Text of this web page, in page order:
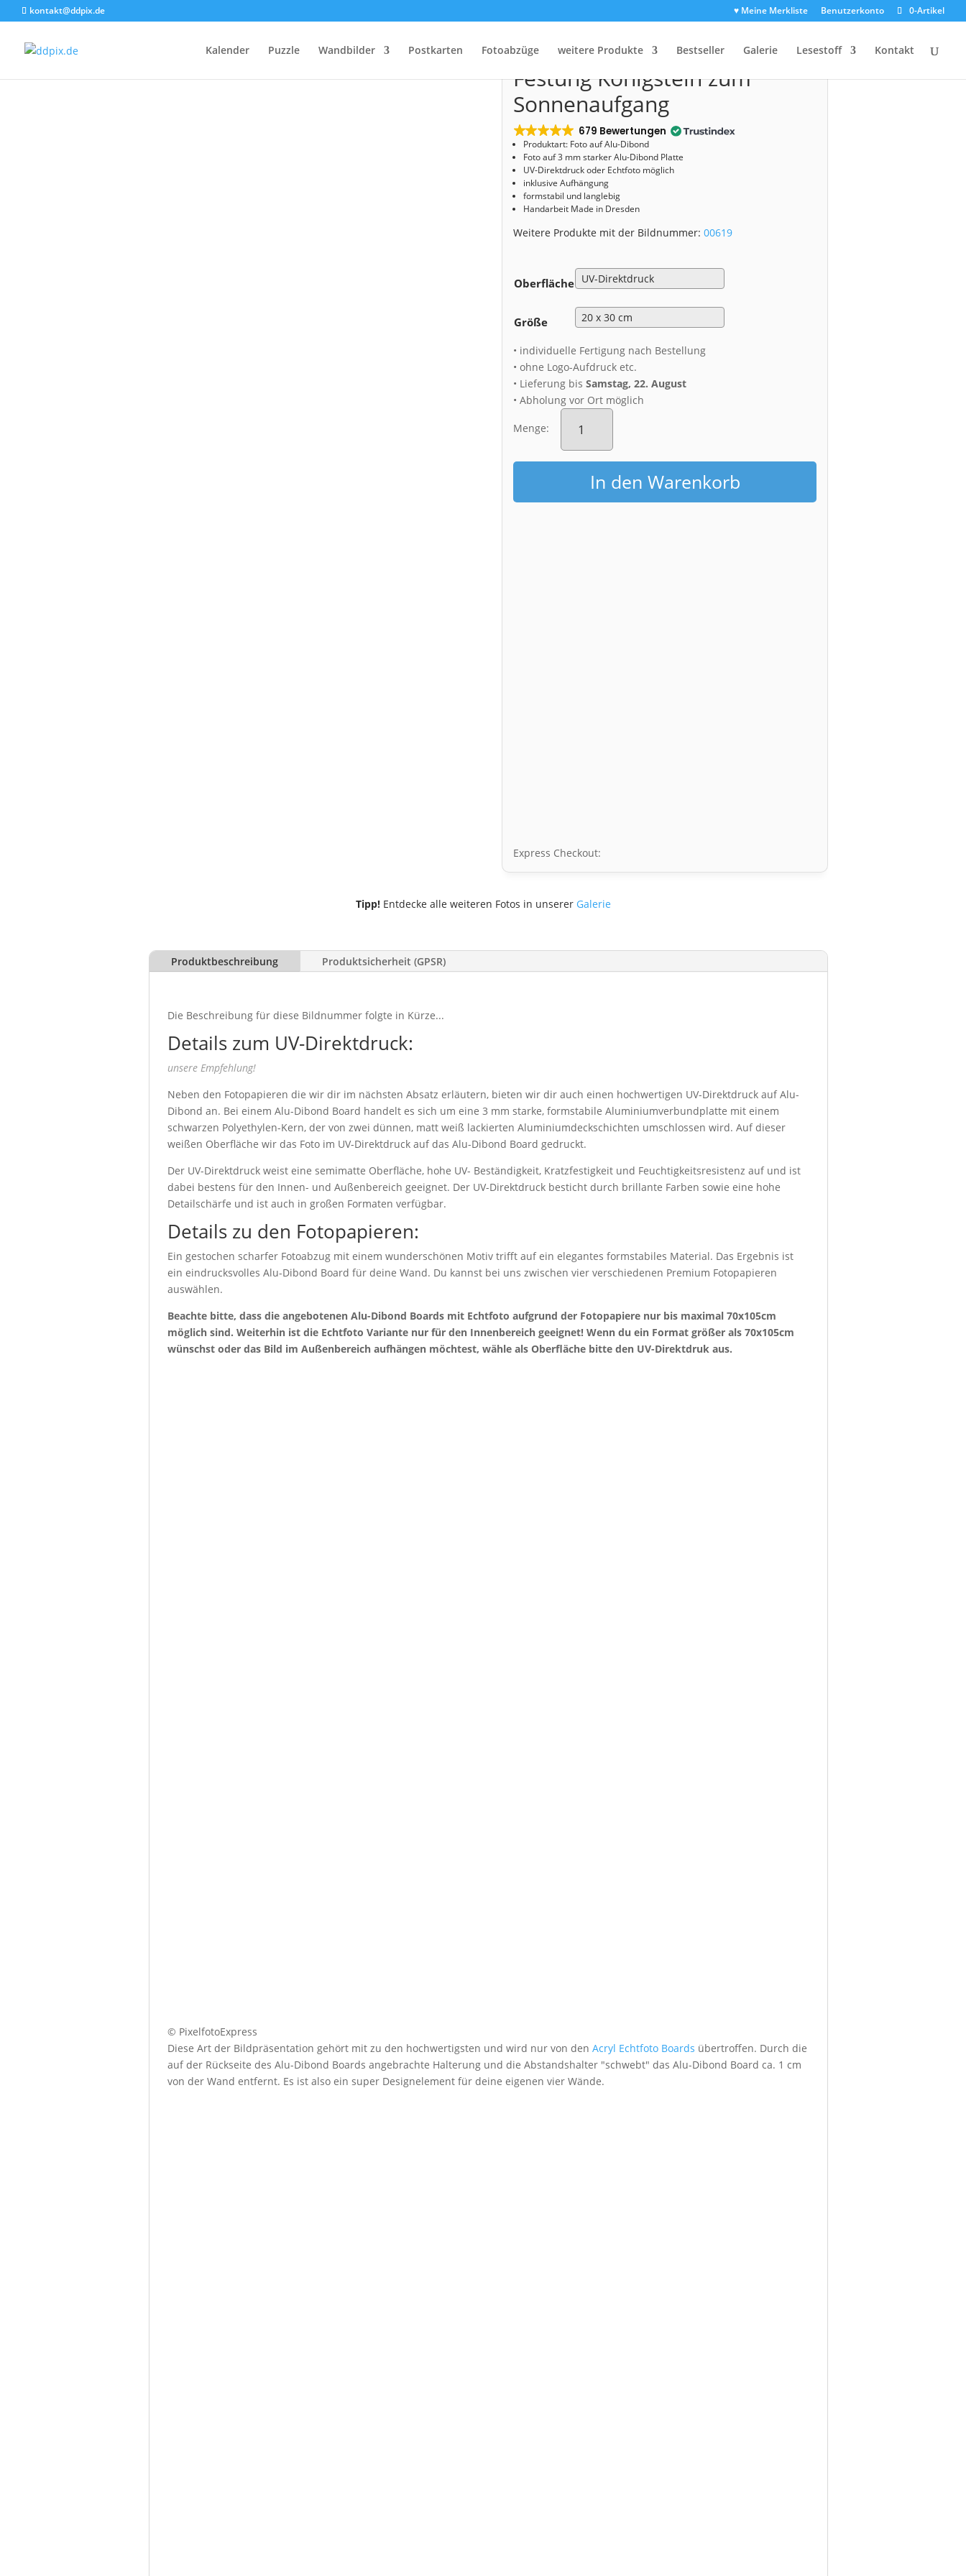
kontakt@ddpix.de ♥ Meine Merkliste Benutzerkonto 0-Artikel
Kalender Puzzle Wandbilder Postkarten Fotoabzüge weitere Produkte Bestseller Galerie Lesestoff Kontakt
Start/Shop/Alu-Dibond/ Alu-Dibond (00619) Festung Königstein zum Sonnenaufgang
Alu-Dibond (00619)
Festung Königstein zum
Sonnenaufgang
679 Bewertungen
Produktart: Foto auf Alu-Dibond
Foto auf 3 mm starker Alu-Dibond Platte
UV-Direktdruck oder Echtfoto möglich
inklusive Aufhängung
formstabil und langlebig
Handarbeit Made in Dresden
Weitere Produkte mit der Bildnummer:00619
Oberfläche
Größe
• individuelle Fertigung nach Bestellung
• ohne Logo-Aufdruck etc.
• Lieferung bisSamstag, 22. August
• Abholung vor Ort möglich
Menge:
Alu-
Dibond
Festung
Königstein
Sonnenaufgang
Menge
In den Warenkorb
Express Checkout:
Tipp!Entdecke alle weiteren Fotos in unserer Galerie
Produktbeschreibung Produktsicherheit (GPSR)
Die Beschreibung für diese Bildnummer folgte in Kürze...
Details zum UV-Direktdruck:
unsere Empfehlung!
Neben den Fotopapieren die wir dir im nächsten Absatz erläutern, bieten wir dir auch einen hochwertigen UV-Direktdruck auf Alu-
Dibond an. Bei einem Alu-Dibond Board handelt es sich um eine 3 mm starke, formstabile Aluminiumverbundplatte mit einem
schwarzen Polyethylen-Kern, der von zwei dünnen, matt weiß lackierten Aluminiumdeckschichten umschlossen wird. Auf dieser
weißen Oberfläche wir das Foto im UV-Direktdruck auf das Alu-Dibond Board gedruckt.
Der UV-Direktdruck weist eine semimatte Oberfläche, hohe UV- Beständigkeit, Kratzfestigkeit und Feuchtigkeitsresistenz auf und ist
dabei bestens für den Innen- und Außenbereich geeignet. Der UV-Direktdruck besticht durch brillante Farben sowie eine hohe
Detailschärfe und ist auch in großen Formaten verfügbar.
Details zu den Fotopapieren:
Ein gestochen scharfer Fotoabzug mit einem wunderschönen Motiv trifft auf ein elegantes formstabiles Material. Das Ergebnis ist
ein eindrucksvolles Alu-Dibond Board für deine Wand. Du kannst bei uns zwischen vier verschiedenen Premium Fotopapieren
auswählen.
Beachte bitte, dass die angebotenen Alu-Dibond Boards mit Echtfoto aufgrund der Fotopapiere nur bis maximal 70x105cm
möglich sind. Weiterhin ist die Echtfoto Variante nur für den Innenbereich geeignet! Wenn du ein Format größer als 70x105cm
wünschst oder das Bild im Außenbereich aufhängen möchtest, wähle als Oberfläche bitte den UV-Direktdruk aus.
© PixelfotoExpress
Diese Art der Bildpräsentation gehört mit zu den hochwertigsten und wird nur von den Acryl Echtfoto Boards übertroffen. Durch die
auf der Rückseite des Alu-Dibond Boards angebrachte Halterung und die Abstandshalter "schwebt" das Alu-Dibond Board ca. 1 cm
von der Wand entfernt. Es ist also ein super Designelement für deine eigenen vier Wände.